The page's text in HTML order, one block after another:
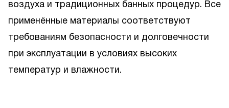
воздуха и традиционных банных процедур. Все
применённые материалы соответствуют
требованиям безопасности и долговечности
при эксплуатации в условиях высоких
температур и влажности.